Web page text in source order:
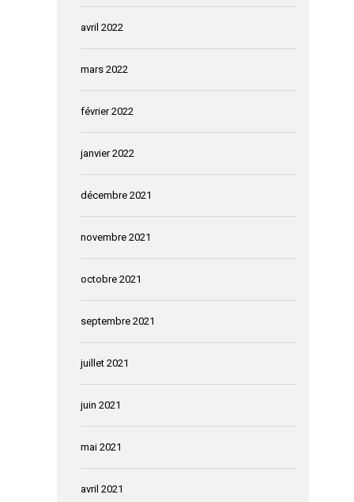
avril 2022
mars 2022
février 2022
janvier 2022
décembre 2021
novembre 2021
octobre 2021
septembre 2021
juillet 2021
juin 2021
mai 2021
avril 2021